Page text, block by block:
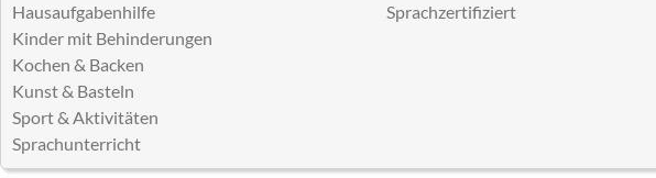
Hausaufgabenhilfe
Kinder mit Behinderungen
Kochen & Backen
Kunst & Basteln
Sport & Aktivitäten
Sprachunterricht
Sprachzertifiziert